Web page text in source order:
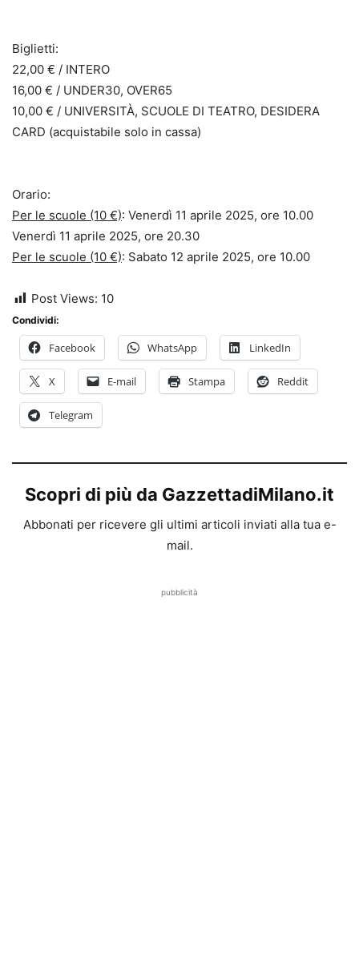
Biglietti:
22,00 € / INTERO
16,00 € / UNDER30, OVER65
10,00 € / UNIVERSITÀ, SCUOLE DI TEATRO, DESIDERA
CARD (acquistabile solo in cassa)
Orario:
Per le scuole (10 €): Venerdì 11 aprile 2025, ore 10.00
Venerdì 11 aprile 2025, ore 20.30
Per le scuole (10 €): Sabato 12 aprile 2025, ore 10.00
Post Views: 10
Condividi:
Facebook WhatsApp LinkedIn
X E-mail Stampa Reddit
Telegram
Scopri di più da GazzettadiMilano.it
Abbonati per ricevere gli ultimi articoli inviati alla tua e-
mail.
pubblicità